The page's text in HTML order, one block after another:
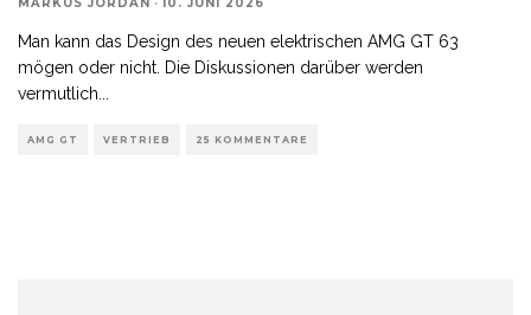
Man kann das Design des neuen elektrischen AMG GT 63
mögen oder nicht. Die Diskussionen darüber werden
vermutlich
AMG GT VERTRIEB 25 KOMMENTARE